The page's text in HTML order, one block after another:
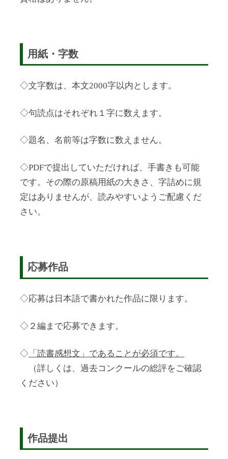
用紙・字数
◇文字数は、本文2000字以内とします。
◇句読点はそれぞれ１字に数えます。
◇題名、名前等は字数に数えません。
◇PDFで提出していただければ、手書きも可能
です。その際の原稿用紙の大きさ、字詰めに規
定はありませんが、読みやすいようご配慮くだ
さい。
応募作品
◇応募は日本語で書かれた作品に限ります。
◇２編まで応募できます。
◇ 「読書感想文」であることが必須です。
（詳しくは、過去コンクールの総評をご確認
ください）
作品提出